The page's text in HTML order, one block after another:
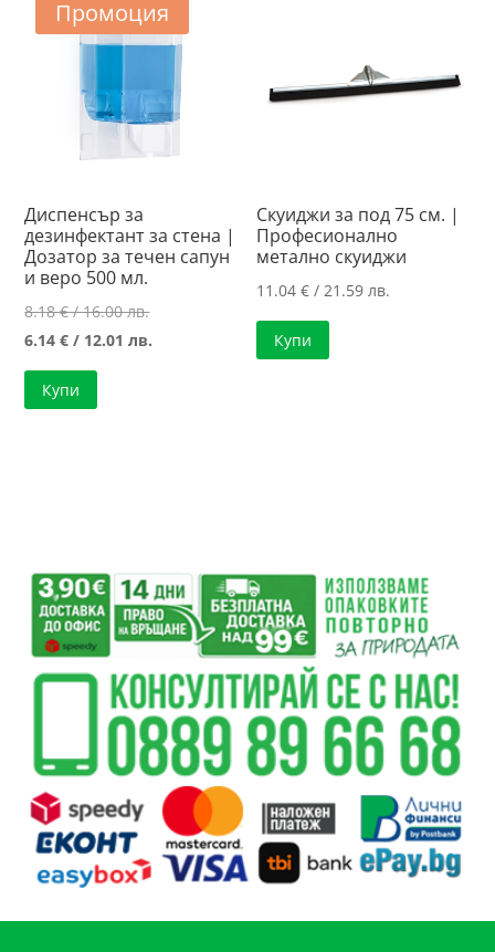
Промоция
Диспенсър за
дезинфектант за стена |
Дозатор за течен сапун
и веро 500 мл.
8.18€/ 16.00 лв.Original
price
6.14€ / 12.01 лв.
Купи
Скуиджи за под 75 см. |
Професионално
метално скуиджи
11.04€ / 21.59 лв.
Купи